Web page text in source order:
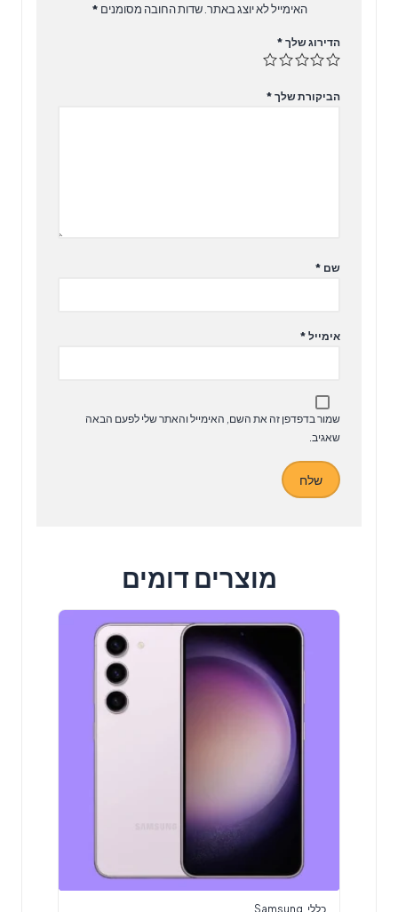
האימייל לא יוצג באתר. שדות החובה מסומנים *
הדירוג שלך *
הביקורת שלך *
שם *
אימייל *
שמור בדפדפן זה את השם, האימייל והאתר שלי לפעם הבאה
שאגיב.
מוצרים דומים
כללי Samsung